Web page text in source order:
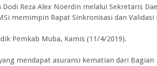
Reza Alex Noerdin melalui Sekretaris
memimpin Rapat Sinkronisasi dan Validasi
Pemkab Muba, Kamis (11/4/2019).
mendapat asuransi kematian dari Bagian